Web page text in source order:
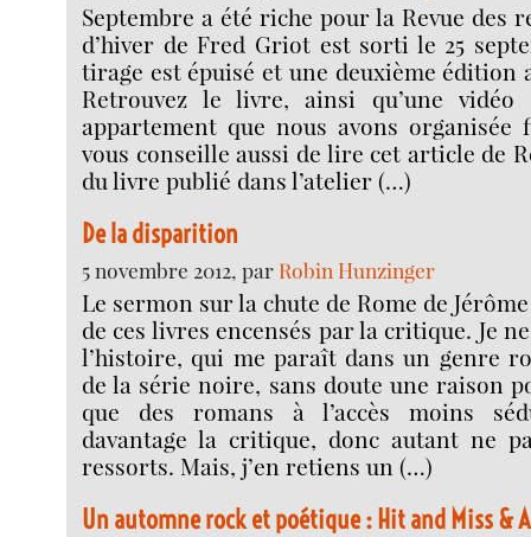
Septembre a été riche pour la Revue des
d’hiver de Fred Griot est sorti le 25
tirage est épuisé et une deuxième édition
Retrouvez le livre, ainsi qu’une
appartement que nous avons organisée
vous conseille aussi de lire cet article de
du livre publié dans l’atelier (…)
De la disparition
5 novembre 2012, par Robin Hunzinger
Le sermon sur la chute de Rome de
de ces livres encensés par la critique. Je
l’histoire, qui me paraît dans un genre
de la série noire, sans doute une raison
que des romans à l’accès moins
davantage la critique, donc autant ne
ressorts. Mais, j’en retiens un (…)
Un automne rock et poétique : Hit and Miss &